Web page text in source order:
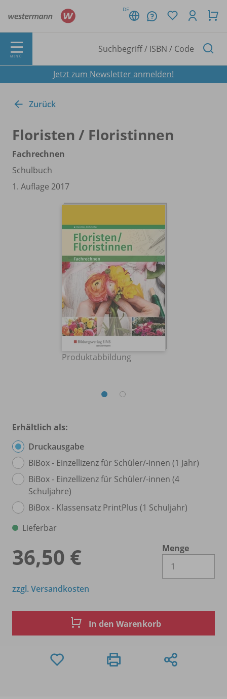
DE
MENÜ
Jetzt zum Newsletter anmelden!
Zurück
Floristen / Floristinnen
Fachrechnen
Schulbuch
1. Auflage 2017
Produktabbildung
Erhältlich als:
Druckausgabe
BiBox - Einzellizenz für Schüler/-innen (1 Jahr)
BiBox - Einzellizenz für Schüler/-innen (4
Schuljahre)
BiBox - Klassensatz PrintPlus (1 Schuljahr)
Lieferbar
36,50 €
Menge
zzgl. Versandkosten
In den Warenkorb